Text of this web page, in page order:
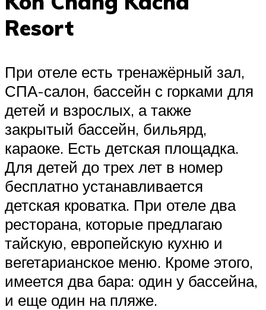
Resort
При отеле есть тренажёрный зал,
СПА-салон, бассейн с горками для
детей и взрослых, а также
закрытый бассейн, бильярд,
караоке. Есть детская площадка.
Для детей до трех лет в номер
бесплатно устанавливается
детская кроватка. При отеле два
ресторана, которые предлагаю
тайскую, европейскую кухню и
вегетарианское меню. Кроме этого,
имеется два бара: один у бассейна,
и еще один на пляже.